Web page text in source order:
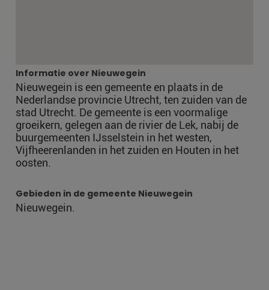
Informatie over Nieuwegein
Nieuwegein is een gemeente en plaats in de
Nederlandse provincie Utrecht, ten zuiden van de
stad Utrecht. De gemeente is een voormalige
groeikern, gelegen aan de rivier de Lek, nabij de
buurgemeenten IJsselstein in het westen,
Vijfheerenlanden in het zuiden en Houten in het
oosten.
Gebieden in de gemeente Nieuwegein
Nieuwegein.